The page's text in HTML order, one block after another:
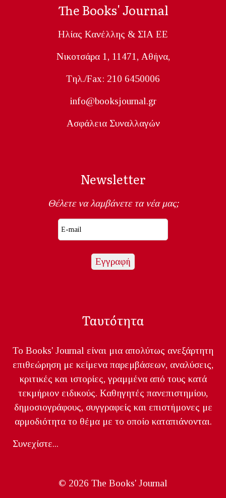
The Books' Journal
Ηλίας Κανέλλης & ΣΙΑ ΕΕ
Nικοτσάρα 1, 11471, Aθήνα,
Tηλ./Fax: 210 6450006
info@booksjournal.gr
Ασφάλεια Συναλλαγών
Newsletter
Θέλετε να λαμβάνετε τα νέα μας;
Ταυτότητα
Το Books' Journal είναι μια απολύτως ανεξάρτητη
επιθεώρηση με κείμενα παρεμβάσεων, αναλύσεις,
κριτικές και ιστορίες, γραμμένα από τους κατά
τεκμήριον ειδικούς. Καθηγητές πανεπιστημίου,
δημοσιογράφους, συγγραφείς και επιστήμονες με
αρμοδιότητα το θέμα με το οποίο καταπιάνονται.
Συνεχίστε...
© 2026 The Books' Journal